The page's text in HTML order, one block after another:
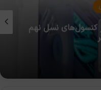
می‌مانید؟